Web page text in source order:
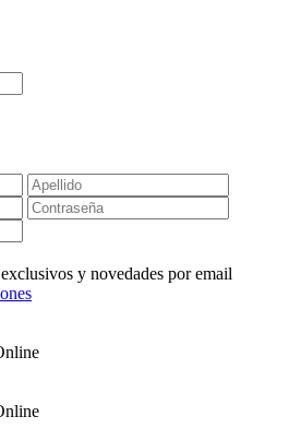
y novedades por email